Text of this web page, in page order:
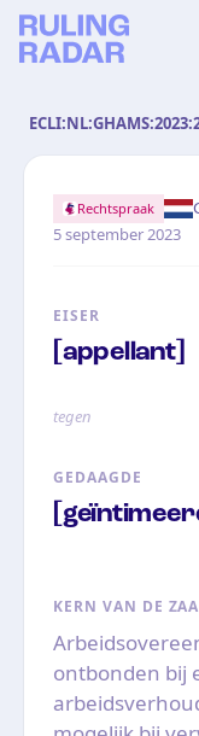
Rechtspraak
5 september 2023
EISER
[appellant]
tegen
GEDAAGDE
KERN VAN DE
ontbonden bij